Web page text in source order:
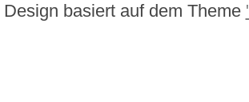
Design basiert auf dem Theme